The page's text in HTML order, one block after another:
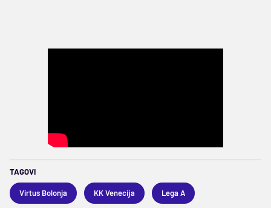
TAGOVI
Virtus Bolonja KK Venecija Lega A